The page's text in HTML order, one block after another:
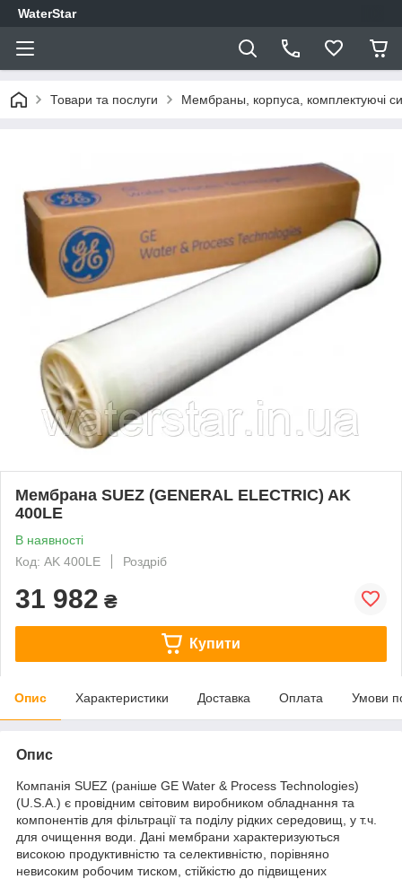
WaterStar
Товари та послуги Мембраны, корпуса, комплектуючі
Мембрана SUEZ (GENERAL ELECTRIC) AK
400LE
В наявності
Код: AK 400LE
Роздріб
31 982 ₴
Купити
Опис Характеристики Доставка Оплата Умови
Опис
Компанія SUEZ (раніше GE Water & Process Technologies)
(U.S.A.) є провідним світовим виробником обладнання та
компонентів для фільтрації та поділу рідких середовищ, у т.ч.
для очищення води. Дані мембрани характеризуються
високою продуктивністю та селективністю, порівняно
невисоким робочим тиском, стійкістю до підвищених